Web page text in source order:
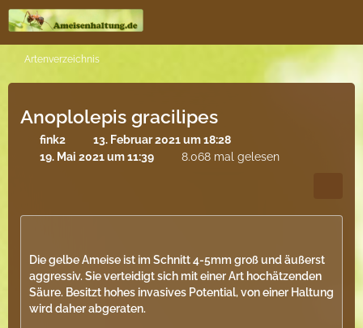
Artenverzeichnis
Anoplolepis gracilipes
fink2
13. Februar 2021 um 18:28
19. Mai 2021 um 11:39
8.068 mal gelesen
Die gelbe Ameise ist im Schnitt 4-5mm groß und äußerst
aggressiv. Sie verteidigt sich mit einer Art hochätzenden
Säure. Besitzt hohes invasives Potential, von einer Haltung
wird daher abgeraten.